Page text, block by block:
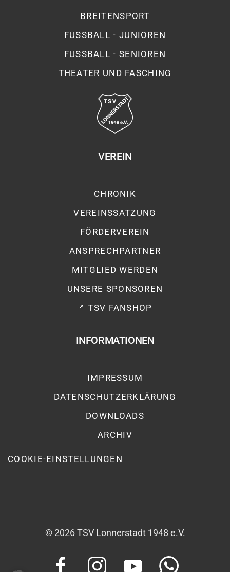
BREITENSPORT
FUSSBALL - JUNIOREN
FUSSBALL - SENIOREN
THEATER UND FASCHING
VEREIN
CHRONIK
VEREINSSATZUNG
FÖRDERVEREIN
ANSPRECHPARTNER
MITGLIED WERDEN
UNSERE SPONSOREN
TSV FANSHOP
INFORMATIONEN
IMPRESSUM
DATENSCHUTZ­ERKLÄRUNG
DOWNLOADS
ARCHIV
COOKIE-EINSTELLUNGEN
© 2026TSV Lonnerstadt 1948 e.V.